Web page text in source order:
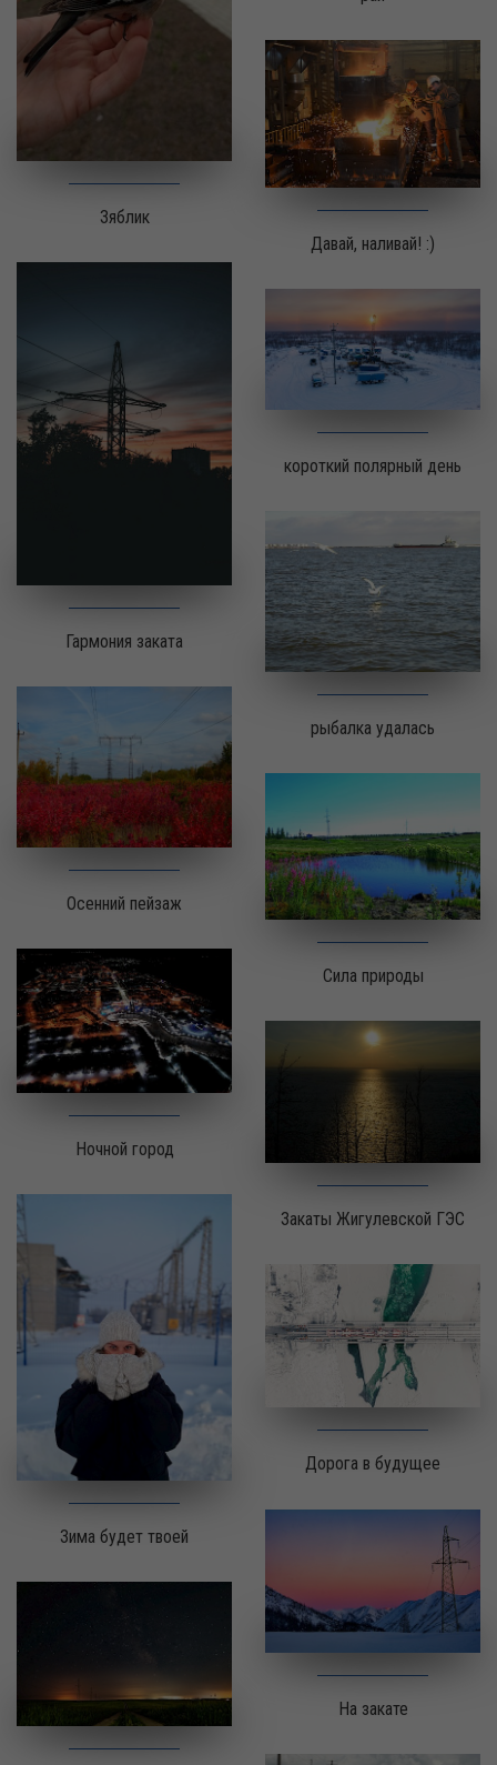
Зяблик
Гармония заката
Осенний пейзаж
Давай, наливай! :)
Ночной город
короткий полярный день
Зима будет твоей
рыбалка удалась
Сила природы
Закаты Жигулевской ГЭС
Дорога в будущее
На закате